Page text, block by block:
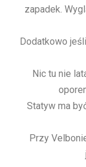
zapadek.
Dodatkowo
Nic tu nie
Statyw ma
Przy